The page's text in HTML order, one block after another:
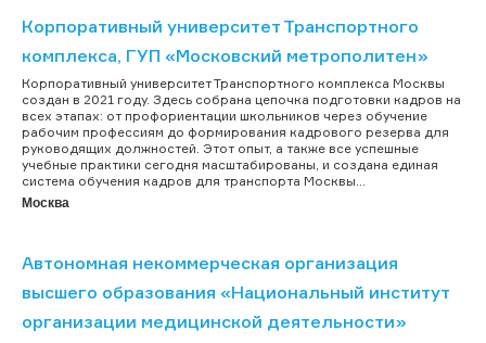
Корпоративный университет Транспортного
комплекса, ГУП «Московский метрополитен»
Корпоративный университет Транспортного комплекса Москвы
создан в 2021 году. Здесь собрана цепочка подготовки кадров на
всех этапах: от профориентации школьников через обучение
рабочим профессиям до формирования кадрового резерва для
руководящих должностей. Этот опыт, а также все успешные
учебные практики сегодня масштабированы, и создана единая
система обучения кадров для транспорта Москвы...
Москва
Автономная некоммерческая организация
высшего образования «Национальный институт
организации медицинской деятельности»